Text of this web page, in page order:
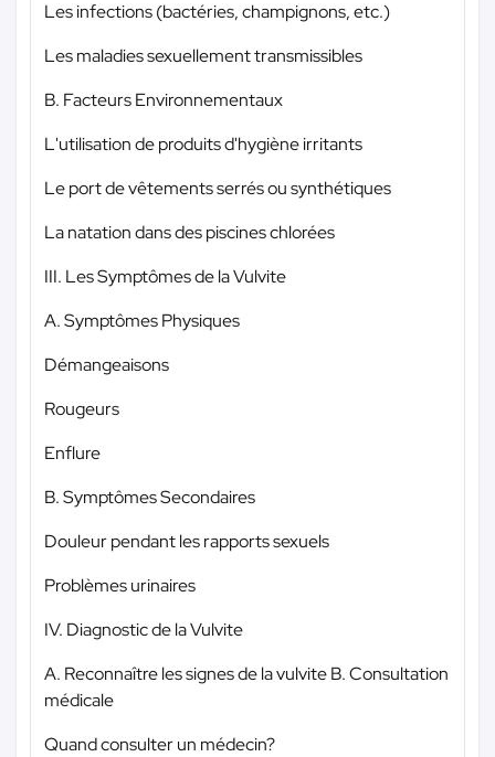
Les infections (bactéries, champignons, etc.)
Les maladies sexuellement transmissibles
B. Facteurs Environnementaux
L'utilisation de produits d'hygiène irritants
Le port de vêtements serrés ou synthétiques
La natation dans des piscines chlorées
III. Les Symptômes de la Vulvite
A. Symptômes Physiques
Démangeaisons
Rougeurs
Enflure
B. Symptômes Secondaires
Douleur pendant les rapports sexuels
Problèmes urinaires
IV. Diagnostic de la Vulvite
A. Reconnaître les signes de la vulvite B. Consultation
médicale
Quand consulter un médecin?